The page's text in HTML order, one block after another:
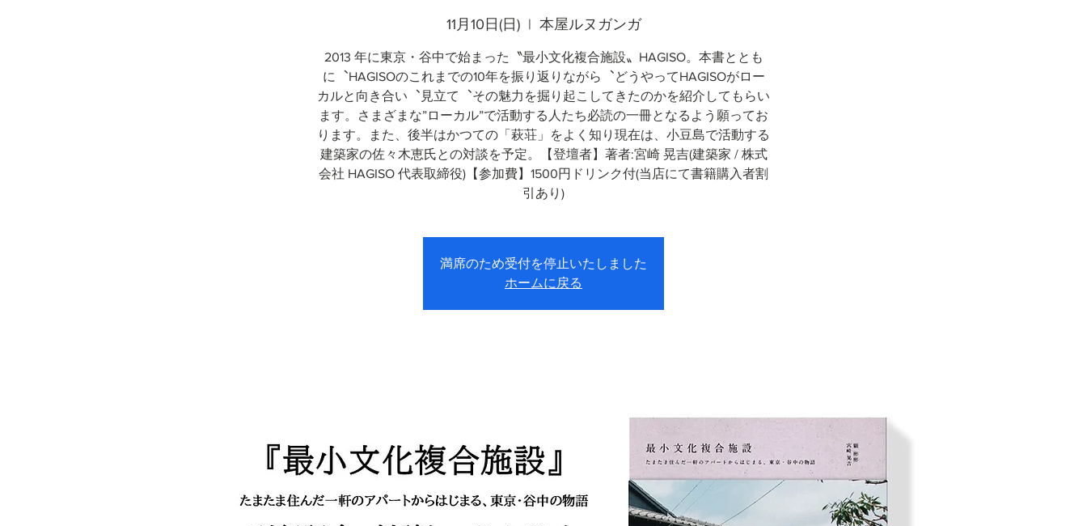
11月10日(日)
  |
本屋ルヌガンガ
2013 年に東京・谷中で始まった〝最小文化複合施設〟HAGISO。本書ととも
に︑HAGISOのこれまでの10年を振り返りながら︑どうやってHAGISOがロー
カルと向き合い︑見立て︑その魅力を掘り起こしてきたのかを紹介してもらい
ます。さまざまな”ローカル”で活動する人たち必読の一冊となるよう願ってお
ります。また、後半はかつての「萩荘」をよく知り現在は、小豆島で活動する
建築家の佐々木恵氏との対談を予定。【登壇者】著者:宮崎 晃吉(建築家 / 株式
会社 HAGISO 代表取締役)【参加費】1500円ドリンク付(当店にて書籍購入者割
引あり)
満席のため受付を停止いたしました
ホームに戻る